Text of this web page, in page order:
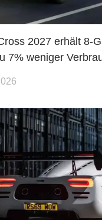
2027 erhält 8-
7% weniger